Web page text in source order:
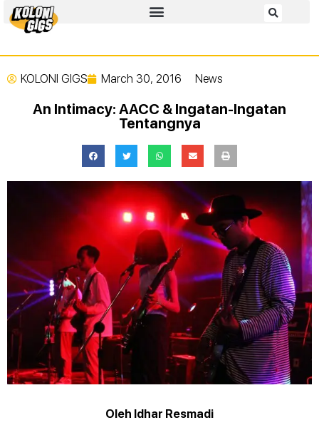
KOLONI GIGS March 30, 2016 News
An Intimacy: AACC & Ingatan-Ingatan
Tentangnya
Oleh Idhar Resmadi